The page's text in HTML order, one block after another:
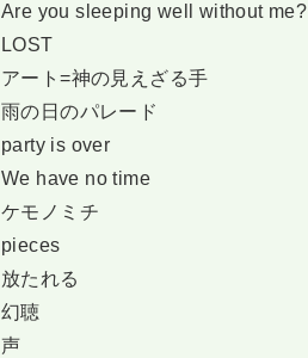
Are you sleeping well without me?
LOST
アート=神の見えざる手
雨の日のパレード
party is over
We have no time
ケモノミチ
pieces
放たれる
幻聴
声